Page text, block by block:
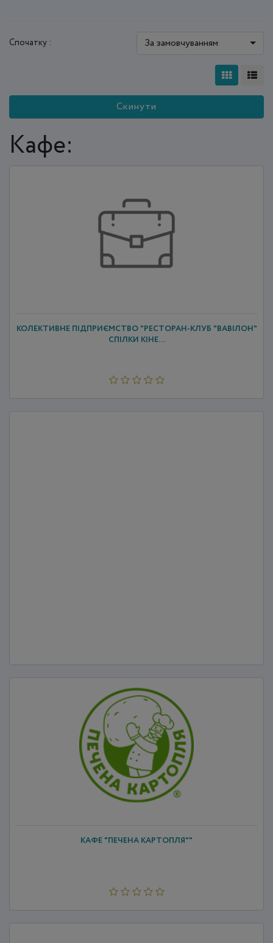
Спочатку : За замовчуванням
Скинути
Кафе:
КОЛЕКТИВНЕ ПІДПРИЄМСТВО "РЕСТОРАН-КЛУБ "ВАВІЛОН"
СПІЛКИ КІНЕ...
КАФЕ "ПЕЧЕНА КАРТОПЛЯ""